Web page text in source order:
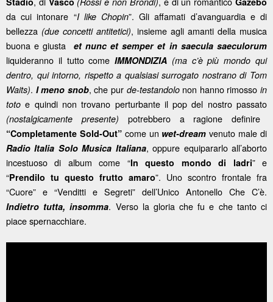
da cui intonare “I like Chopin”. Gli affamati d’avanguardia e di
bellezza (due concetti antitetici), insieme agli amanti della musica
buona e giusta et nunc et semper et in saecula saeculorum
liquideranno il tutto comeIMMONDIZIA (ma c’è più mondo qui
dentro, qui intorno, rispetto a qualsiasi surrogato nostrano di Tom
Waits). I meno snob, che pur de-testandolonon hanno rimossoin
toto e quindi non trovano perturbante il pop del nostro passato
(nostalgicamente presente) potrebbero a ragione definire
“Completamente Sold-Out”come un wet-dream venuto male di
Radio Italia Solo Musica Italiana, oppure equipararlo all’aborto
incestuoso di album come “In questo mondo di ladri” e
“Prendilo tu questo frutto amaro”. Uno scontro frontale fra
“Cuore” e “Venditti e Segreti” dell’Unico Antonello Che C’è.
Indietro tutta, insomma. Verso la gloria che fu e che tanto ci
piace spernacchiare.